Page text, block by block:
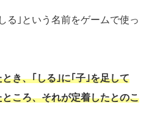
る｣という名前をゲームで使っ
き、｢しる｣に｢子｣を足して
ころ、それが定着したとのこ